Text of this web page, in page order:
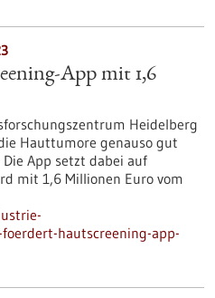
App mit 1,6
Heidelberg
Hauttumore genauso gut
App setzt dabei auf
mit 1,6 Millionen Euro vom
hautscreening-app-